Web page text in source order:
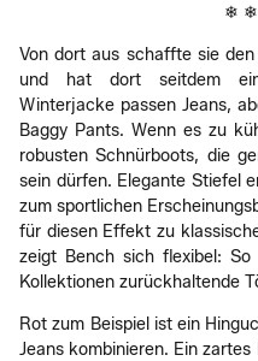
❄
Von dort aus schaffte sie
und hat dort seitdem
Winterjacke passen Jeans,
Baggy Pants. Wenn es zu
robusten Schnürboots, die
sein dürfen. Elegante Stiefel
zum sportlichen
für diesen Effekt zu
zeigt Bench sich flexibel:
Kollektionen zurückhaltende
Rot zum Beispiel ist ein
Jeans kombinieren. Ein